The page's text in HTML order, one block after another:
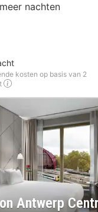
nachten
kosten op basis van 2
Antwerp